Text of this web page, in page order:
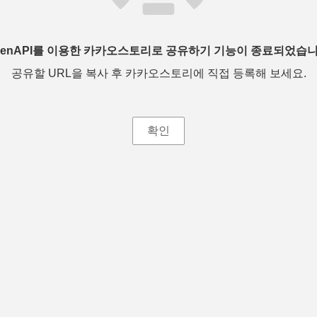
를 이용한 카카오스토리로 공유하기 기능이 종료되었습
공유할 URL을 복사 후 카카오스토리에 직접 등록해 보세요.
확인